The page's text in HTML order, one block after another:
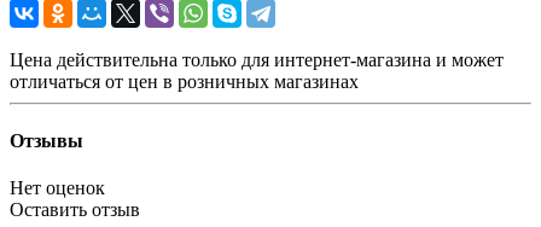
Цена действительна только для интернет-магазина и может
отличаться от цен в розничных магазинах
Отзывы
Нет оценок
Оставить отзыв